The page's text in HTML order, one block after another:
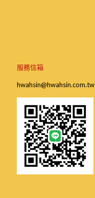
服務信箱
hwahsin@hwahsin.com.tw